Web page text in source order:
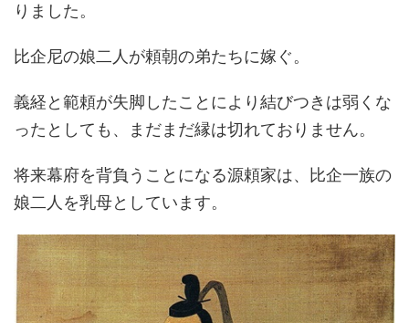
りました。
比企尼の娘二人が頼朝の弟たちに嫁ぐ。
義経と範頼が失脚したことにより結びつきは弱くな
ったとしても、まだまだ縁は切れておりません。
将来幕府を背負うことになる源頼家は、比企一族の
娘二人を乳母としています。